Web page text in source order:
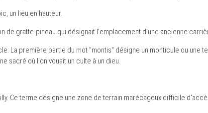
un lieu en hauteur.
de gratte-pineau qui désignait l'emplacement d'une ancienne
La première partie du mot "montis" désigne un monticule ou une
sacré où l'on vouait un culte à un dieu.
Ce terme désigne une zone de terrain marécageux difficile